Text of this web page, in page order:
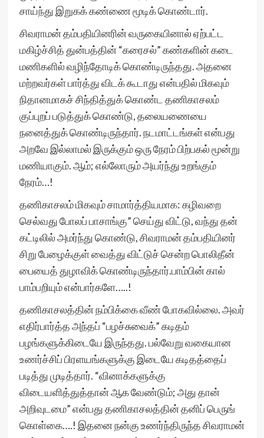
சாய்ந்து இறுகக் கண்ணை மூடிக் கொண்டார்.
சிவராமன் தம்பதியினரின் வருகையினால் ஏற்பட்ட
மகிழ்ச்சித் துன்பத்தின் “கரைசல்” கண்களின் கடை
மணிகளில் வழிந்தோடிக் கொண்டிருந்தது. அதனை
மற்றவர்கள் பார்த்து விடக் கூடாது என்பதில் மிகவும்
நிதானமாகச் சிந்தித்துக் கொண்ட தணிகாசலம்
குப்புறப் படுத்துக் கொண்டு, தலையணையை
நனைத்துக் கொண்டிருந்தார். நடமாட்டங்கள் என்பது
அறவே இல்லாமல் இருக்கும் ஒரு நேரம் பிற்பகல் மூன்று
மணியாகும். ஆம்; எல்லோரும் அயர்ந்து உறங்கும்
நேரம்…!
தணிகாசலம் மிகவும் சாமார்த்தியமாக: கழிவறை
செல்வது போலப் பாசாங்கு” செய்து விட்டு, வந்து தன்
கட்டிலில் அமர்ந்து கொண்டு, சிவராமன் தம்பதியினர்
சிறு பேழைக்குள் வைத்து விட்டுச் சென்ற பொலிதீன்
பையைத் துழாவிக் கொண்டிருந்தார்.பாம்பின் கால்
பாம்பறியும் என்பார்களே…..!
தணிகாசலத்தின் நம்பிக்கை வீண் போகவில்லை. அவர்
எதிர்பார்த்த அந்தப் “பழச்சுவைக்” கடிதம்
பழங்களுக்கிடையே இருந்தது. பல்வேறு வகையான
உணர்ச்சிப் பிரளயங்களுக்கு இடையே கடிதத்தைப்
படித்து முடித்தார். “வினாக்களுக்கு
விடையளித்துத்தான் ஆக வேண்டும்; அது தான்
அறிவுடமை” என்பது தணிகாசலத்தின் தனிப் பெருங்
கொள்கை….! இதனை நன்கு உணர்ந்திருந்த சிவராமன்